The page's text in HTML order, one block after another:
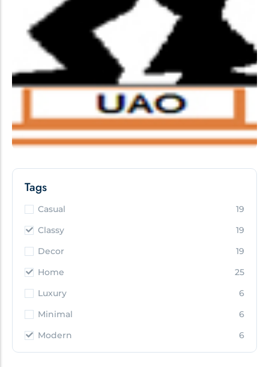
Tags
Casual
19
Classy
19
Decor
19
Home
25
Luxury
6
Minimal
6
Modern
6